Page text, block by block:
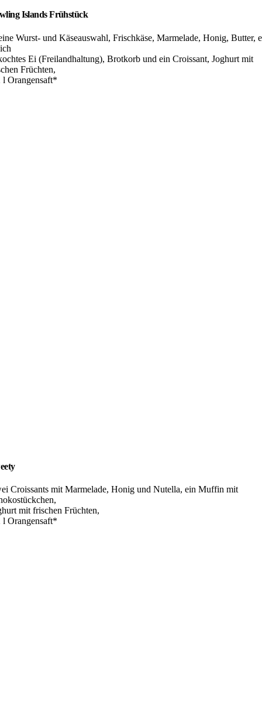
Islands Frühstück
Wurst- und Käseauswahl, Frischkäse, Marmelade, Honig, Butter,
Ei (Freilandhaltung), Brotkorb und ein Croissant, Joghurt mit
Früchten,
l Orangensaft*
Croissants mit Marmelade, Honig und Nutella, ein Muffin mit
mit frischen Früchten,
l Orangensaft*